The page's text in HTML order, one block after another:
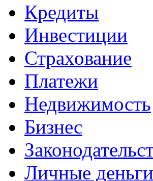
Кредиты
Инвестиции
Страхование
Платежи
Недвижимость
Бизнес
Личные деньги